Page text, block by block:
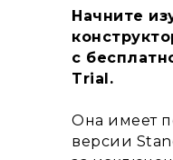
Начните
с
Trial.
Она имеет
версии